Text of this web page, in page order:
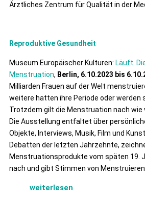
Ärztliches Zentrum für Qualität in der
Reproduktive Gesundheit
Museum Europäischer Kulturen: Läuft.
Menstruation, Berlin, 6.10.2023 bis
Milliarden Frauen auf der Welt
weitere hatten ihre Periode oder werden
Trotzdem gilt die Menstruation nach wie
Die Ausstellung entfaltet über
Objekte, Interviews, Musik, Film und
Debatten der letzten Jahrzehnte,
Menstruationsprodukte vom späten 19.
nach und gibt Stimmen von
weiterlesen